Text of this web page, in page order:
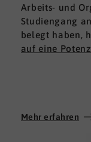
Arbeits- und
Studiengang
belegt haben,
auf eine
Wir wünschen
Mehr erfahren